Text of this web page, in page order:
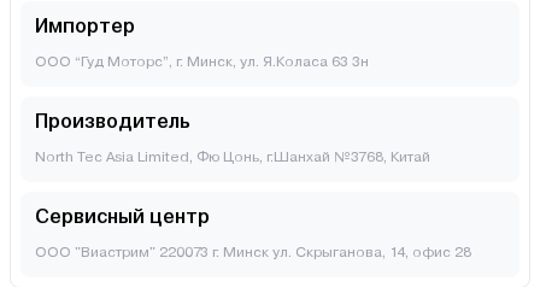
Импортер
ООО “Гуд Моторс”, г. Минск, ул. Я.Коласа 63 3н
Производитель
North Tec Asia Limited, Фю Цонь, г.Шанхай №3768, Китай
Сервисный центр
ООО "Виастрим" 220073 г. Минск ул. Скрыганова, 14, офис 28